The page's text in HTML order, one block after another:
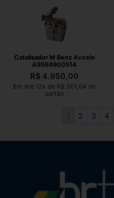
Catalisador M Benz Accelo
A9584900514
R$ 4.950,00
Em até 12x de R$ 501,64 no
cartão
1 2 3 4